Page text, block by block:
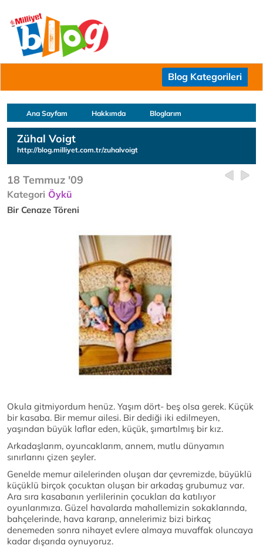
Blog Kategorileri
Ana Sayfam Hakkımda Bloglarım
Zühal Voigt
http://blog.milliyet.com.tr/zuhalvoigt
18 Temmuz '09
Kategori Öykü
Bir Cenaze Töreni
Okula gitmiyordum henüz. Yaşım dört- beş olsa gerek. Küçük
bir kasaba. Bir memur ailesi. Bir dediği iki edilmeyen,
yaşından büyük laflar eden, küçük, şımartılmış bir kız.
Arkadaşlarım, oyuncaklarım, annem, mutlu dünyamın
sınırlarını çizen şeyler.
Genelde memur ailelerinden oluşan dar çevremizde, büyüklü
küçüklü birçok çocuktan oluşan bir arkadaş grubumuz var.
Ara sıra kasabanın yerlilerinin çocukları da katılıyor
oyunlarımıza. Güzel havalarda mahallemizin sokaklarında,
bahçelerinde, hava kararıp, annelerimiz bizi birkaç
denemeden sonra nihayet evlere almaya muvaffak oluncaya
kadar dışarıda oynuyoruz.